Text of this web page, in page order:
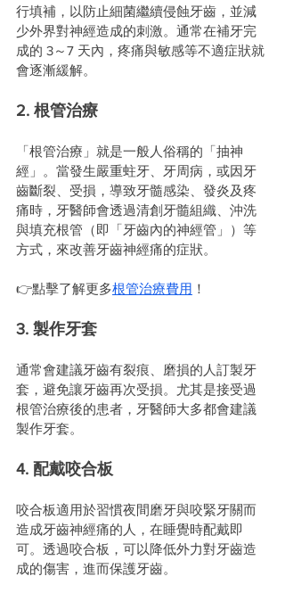
行填補，以防止細菌繼續侵蝕牙齒，並減
少外界對神經造成的刺激。通常在補牙完
成的 3～7 天內，疼痛與敏感等不適症狀就
會逐漸緩解。
2. 根管治療
「根管治療」就是一般人俗稱的「抽神
經」。當發生嚴重蛀牙、牙周病，或因牙
齒斷裂、受損，導致牙髓感染、發炎及疼
痛時，牙醫師會透過清創牙髓組織、沖洗
與填充根管（即「牙齒內的神經管」）等
方式，來改善牙齒神經痛的症狀。
👉點擊了解更多根管治療費用 ！
3. 製作牙套
通常會建議牙齒有裂痕、磨損的人訂製牙
套，避免讓牙齒再次受損。尤其是接受過
根管治療後的患者，牙醫師大多都會建議
製作牙套。
4. 配戴咬合板
咬合板適用於習慣夜間磨牙與咬緊牙關而
造成牙齒神經痛的人，在睡覺時配戴即
可。透過咬合板，可以降低外力對牙齒造
成的傷害，進而保護牙齒。